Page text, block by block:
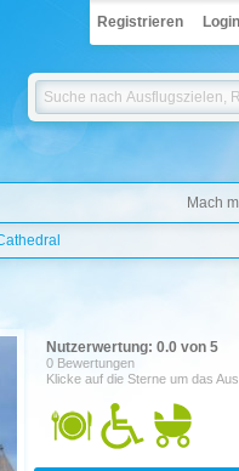
Registrieren Login
Mach
Nutzerwertung: 0.0 von 5
0 Bewertungen
Klicke auf die Sterne um das